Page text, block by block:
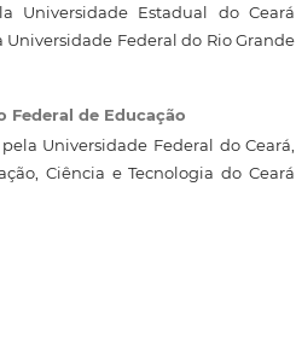
Universidade Estadual do Ceará
Universidade Federal do Rio Grande
Federal de Educação
Universidade Federal do Ceará,
Ciência e Tecnologia do Ceará